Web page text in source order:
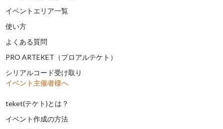
イベントエリア一覧
使い方
よくある質問
PRO ARTEKET（プロアルテケト）
シリアルコード受け取り
イベント主催者様へ
teket(テケト)とは？
イベント作成の方法